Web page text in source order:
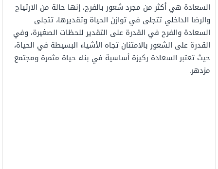
السعادة هي أكثر من مجرد شعور بالفرح، إنها حالة من الارتياح
والرضا الداخلي تتجلى في توازن الحياة وتقديرها، تتجلى
السعادة والفرح في القدرة على التقدير للحظات الصغيرة، وفي
القدرة على الشعور بالامتنان تجاه الأشياء البسيطة في الحياة،
حيث تعتبر السعادة ركيزة أساسية في بناء حياة مثمرة ومجتمع
مزدهر.